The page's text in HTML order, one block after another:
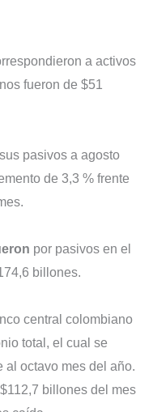
a activos
fueron de $51
pasivos a agosto
de 3,3 % frente
por pasivos en el
billones.
central colombiano
total, el cual se
al octavo mes del año.
billones del mes